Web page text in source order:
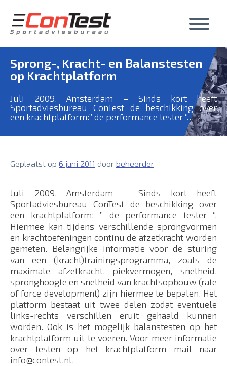
content
Sprong-, Kracht- en Balanstesten
op Krachtplatform
Juli 2009, Amsterdam – Sinds kort heeft
Sportadviesbureau ConTest de beschikking over
een krachtplatform:” de performance tester “…
Geplaatst op 6 juni 2011 door beheerder
Juli 2009, Amsterdam – Sinds kort heeft
Sportadviesbureau ConTest de beschikking over
een krachtplatform: ” de performance tester “.
Hiermee kan tijdens verschillende sprongvormen
en krachtoefeningen continu de afzetkracht worden
gemeten. Belangrijke informatie voor de sturing
van een (kracht)trainingsprogramma, zoals de
maximale afzetkracht, piekvermogen, snelheid,
spronghoogte en snelheid van krachtsopbouw (rate
of force development) zijn hiermee te bepalen. Het
platform bestaat uit twee delen zodat eventuele
links-rechts verschillen eruit gehaald kunnen
worden. Ook is het mogelijk balanstesten op het
krachtplatform uit te voeren. Voor meer informatie
over testen op het krachtplatform mail naar
info@contest.nl.